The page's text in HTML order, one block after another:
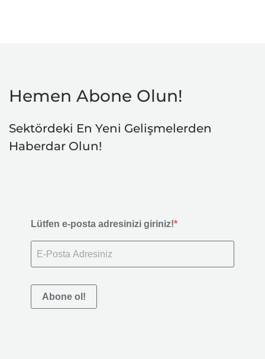
Hemen Abone Olun!
Sektördeki En Yeni Gelişmelerden
Haberdar Olun!
Lütfen e-posta adresinizi giriniz!
Abone ol!